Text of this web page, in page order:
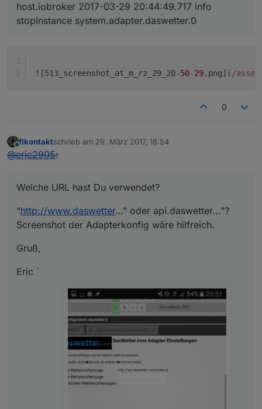
host.iobroker 2017-03-29 20:44:49.717 info
stopInstance system.adapter.daswetter.0
![513_screenshot_at_m_rz_29_20-50-29.png]( /
0
Online
flkontaktschrieb am 29. März 2017, 18:54
zuletzt editiert von
@eric2905:
Welche URL hast Du verwendet?
"http://www.daswetter…" oder api.daswetter..."?
Screenshot der Adapterkonfig wäre hilfreich.
Gruß,
Eric `